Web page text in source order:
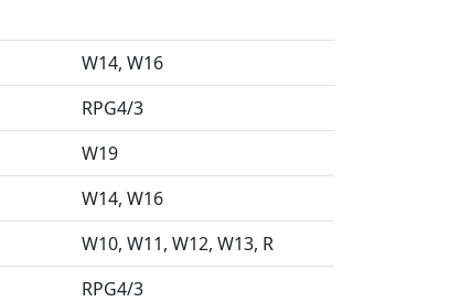
W14 W16
RPG4/3
W19
W14 W16
W10 W11 W12 W13 R
RPG4/3